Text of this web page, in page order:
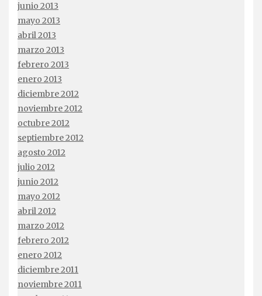
junio 2013
mayo 2013
abril 2013
marzo 2013
febrero 2013
enero 2013
diciembre 2012
noviembre 2012
octubre 2012
septiembre 2012
agosto 2012
julio 2012
junio 2012
mayo 2012
abril 2012
marzo 2012
febrero 2012
enero 2012
diciembre 2011
noviembre 2011